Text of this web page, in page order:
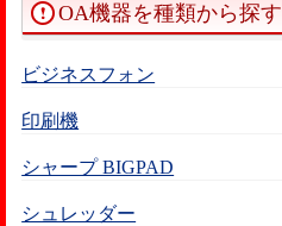
OA機器を種類から探す
ビジネスフォン
印刷機
シャープ BIGPAD
シュレッダー